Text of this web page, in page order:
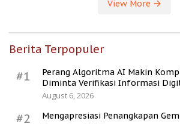
View More
Berita Terpopuler
#1
Perang Algoritma AI Makin
Diminta Verifikasi Informasi
August 6, 2026
#2
Mengapresiasi Penangkapan